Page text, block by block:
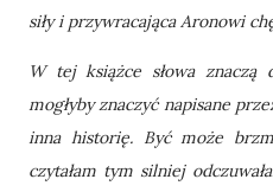
siły i przywracająca Aronowi
W tej książce słowa
mogłyby znaczyć napisane
inna historię. Być może
czytałam tym silniej